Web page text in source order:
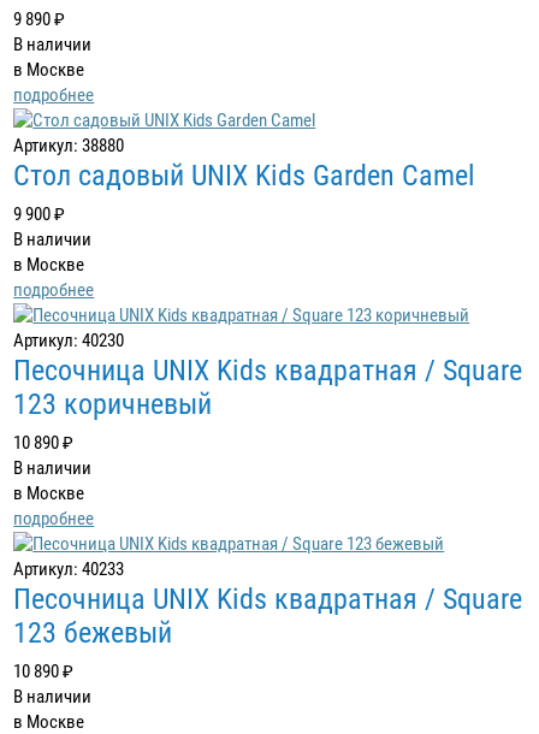
9 890 ₽
В наличии
в Москве
подробнее
Артикул: 38880
Стол садовый UNIX Kids Garden Camel
9 900 ₽
В наличии
в Москве
подробнее
Артикул: 40230
Песочница UNIX Kids квадратная / Square
123 коричневый
10 890 ₽
В наличии
в Москве
подробнее
Артикул: 40233
Песочница UNIX Kids квадратная / Square
123 бежевый
10 890 ₽
В наличии
в Москве